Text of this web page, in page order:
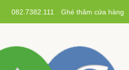
082.7382.111 Ghé thăm cửa hàng